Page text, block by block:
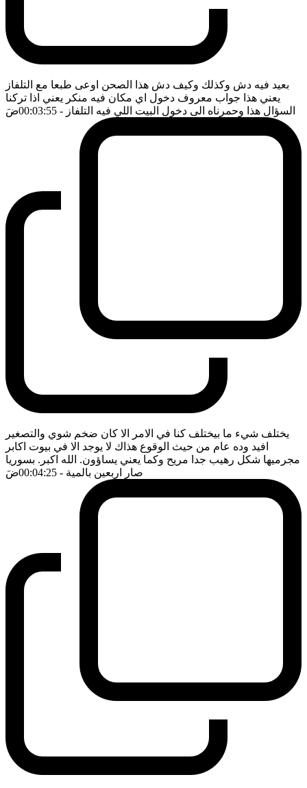
بعيد فيه دش وكذلك وكيف دش هذا الصحن اوعى طبعا مع التلفاز
يعني هذا جواب معروف دخول اي مكان فيه منكر يعني اذا تركنا
السؤال هذا وحمرناه الى دخول البيت اللي فيه التلفاز - 00:03:55 ضَ
يختلف شيء ما بيختلف كنا في الامر الا كان ضخم شوي والتصغير
افيد وده عام من حيث الوقوع هذاك لا يوجد الا في بيوت اكابر
مجرميها شكل رهيب جدا مريح وكما يعني يساؤون. الله اكبر. بسوريا
صار اربعين بالمية - 00:04:25 ضَ